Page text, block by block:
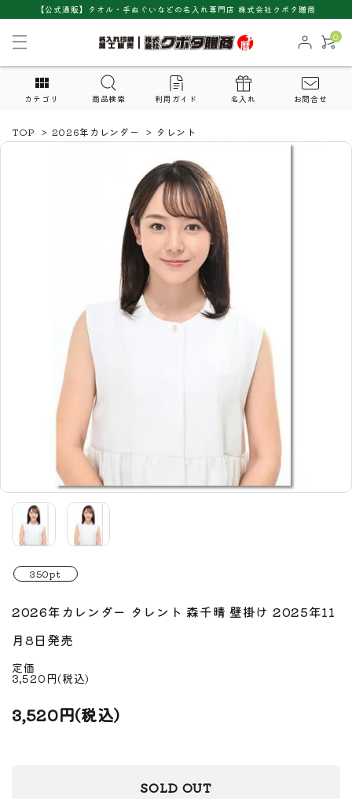
【公式通販】タオル・手ぬぐいなどの名入れ専門店 株式会社クボタ贈商
0
カテゴリ 商品検索 利用ガイド 名入れ お問合せ
TOP > 2026年カレンダー > タレント
350pt
2026年カレンダー タレント 森千晴 壁掛け 2025年11
月8日発売
定価
3,520円(税込)
3,520円(税込)
SOLD OUT